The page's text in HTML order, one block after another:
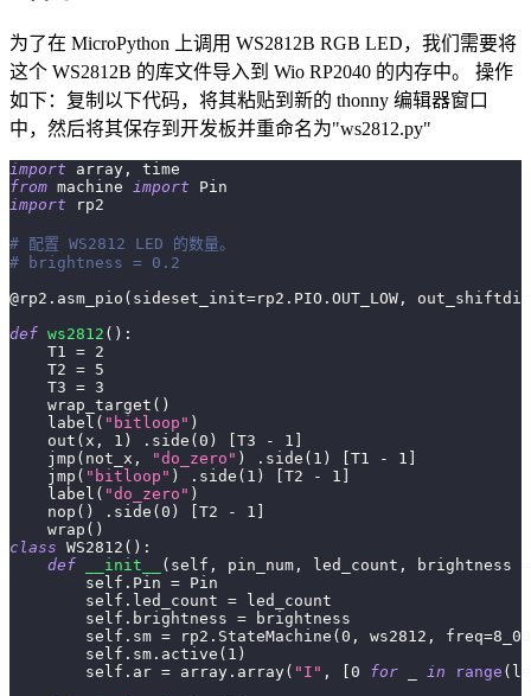
为了在 MicroPython 上调用 WS2812B RGB LED，我们需要将
这个 WS2812B 的库文件导入到 Wio RP2040 的内存中。 操作
如下：复制以下代码，将其粘贴到新的 thonny 编辑器窗口
中，然后将其保存到开发板并重命名为"ws2812.py"
import array ,
time
from machine import Pin
import rp2
# 配置 WS2812 LED 的数量。
# brightness = 0.2
@rp2 . asm_pio ( sideset_init=rp2 . PIO . OUT_LOW ,
out_shiftdir
def ws2812 ( ) :
    T1
= 2
    T2
= 5
    T3
= 3
    wrap_target
( )
    label
( "bitloop" )
    out
( x , 1 ) . side (0 ) [T3 - 1 ]
    jmp
( not_x , "do_zero" ) . side ( 1 ) [T1 - 1 ]
    jmp
( "bitloop" ) . side ( 1 ) [T2 - 1 ]
    label
( "do_zero" )
    nop
( ) . side (0 ) [T2 - 1 ]
    wrap
( )
class WS2812 ( ) :
def
__init__ ( self , pin_num , led_count , brightness
        self
. Pin = Pin
        self
. led_count = led_count
        self
. brightness = brightness
        self
. sm = rp2 . StateMachine (0 , ws2812 , freq=
        self
. sm . active ( 1 )
        self
. ar = array . array( "I" , [0 for in range (